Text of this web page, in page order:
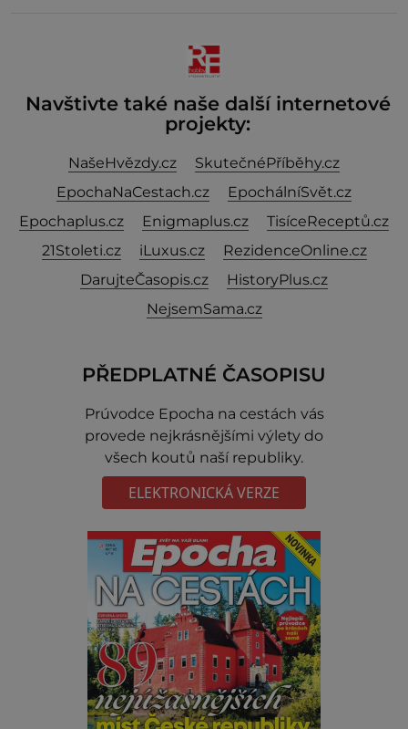
ani po více než sto letech výzkumu
Navštivte také naše další internetové
projekty:
NašeHvězdy.cz
SkutečnéPříběhy.cz
EpochaNaCestach.cz
EpochálníSvět.cz
Epochaplus.cz
Enigmaplus.cz
TisíceReceptů.cz
21Stoleti.cz
iLuxus.cz
RezidenceOnline.cz
DarujteČasopis.cz
HistoryPlus.cz
NejsemSama.cz
PŘEDPLATNÉ ČASOPISU
Prúvodce Epocha na cestách vás
provede nejkrásnějšími výlety do
všech koutů naší republiky.
ELEKTRONICKÁ VERZE